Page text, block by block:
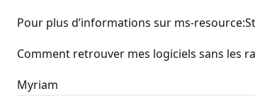
Pour plus d’informations sur ms-
Comment retrouver mes logiciels sans les
Myriam